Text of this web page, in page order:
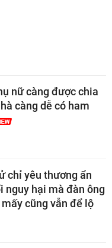
nữ càng được chia
càng dễ có ham
chỉ yêu thương ẩn
nguy hại mà đàn ông
mấy cũng vẫn để lộ